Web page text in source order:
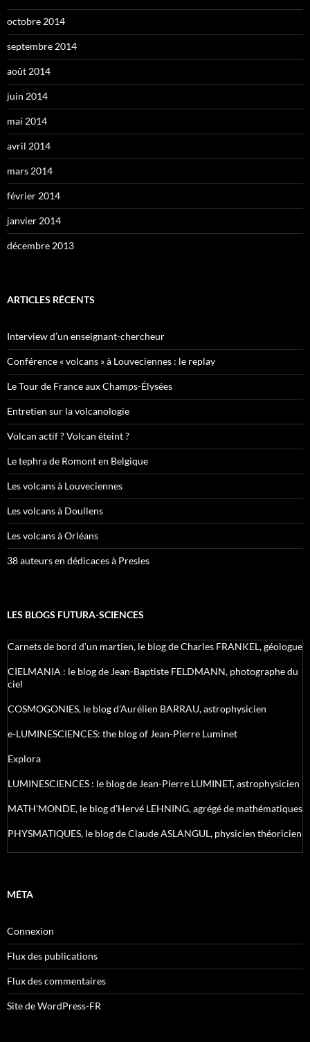
octobre 2014
septembre 2014
août 2014
juin 2014
mai 2014
avril 2014
mars 2014
février 2014
janvier 2014
décembre 2013
ARTICLES RÉCENTS
Interview d’un enseignant-chercheur
Conférence « volcans » à Louveciennes : le replay
Le Tour de France aux Champs-Élysées
Entretien sur la volcanologie
Volcan actif ? Volcan éteint ?
Le tephra de Romont en Belgique
Les volcans à Louveciennes
Les volcans à Doullens
Les volcans à Orléans
38 auteurs en dédicaces à Presles
LES BLOGS FUTURA-SCIENCES
Carnets de bord d’un martien, le blog de Charles FRANKEL, géologue
CIELMANIA : le blog de Jean-Baptiste FELDMANN, photographe du
ciel
COSMOGONIES, le blog d'Aurélien BARRAU, astrophysicien
e-LUMINESCIENCES: the blog of Jean-Pierre Luminet
Explora
LUMINESCIENCES : le blog de Jean-Pierre LUMINET, astrophysicien
MATH'MONDE, le blog d'Hervé LEHNING, agrégé de mathématiques
PHYSMATIQUES, le blog de Claude ASLANGUL, physicien théoricien
MÉTA
Connexion
Flux des publications
Flux des commentaires
Site de WordPress-FR